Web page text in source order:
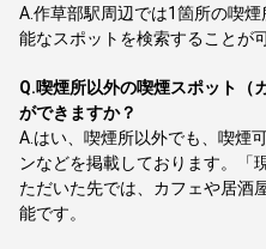
A.作草部駅周辺では1箇所の喫
能なスポットを検索することが
Q.喫煙所以外の喫煙スポット（
ができますか？
A. はい、喫煙所以外でも、喫煙
ンなどを掲載しております。「
ただいた先では、カフェや居酒
能です。